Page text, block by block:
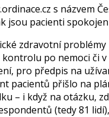
s názvem
jsou pacienti
zdravotní problémy
po nemoci či
pro předpis na
pacientů přišlo na
– i když na otázku,
(tedy 81